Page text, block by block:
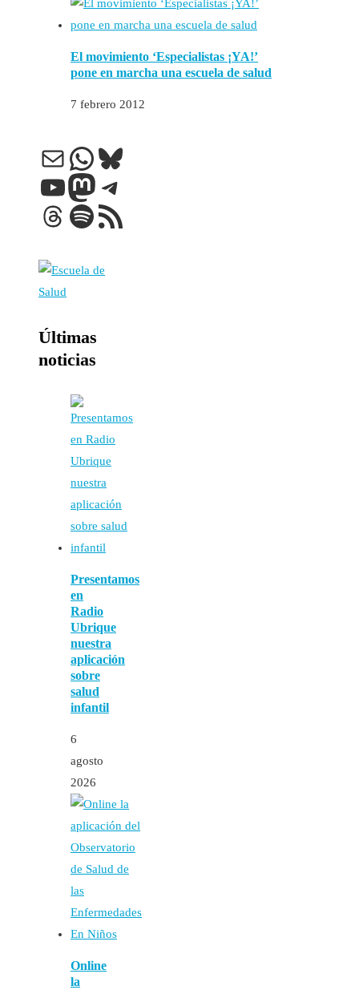
El movimiento ‘Especialistas ¡YA!’
pone en marcha una escuela de salud
7 febrero 2012
Correo electrónico
WhatsApp
Bluesky
YouTube
Mastodon
Telegram
Threads
Spotify
Feed RSS
Últimas
noticias
Presentamos
en
Radio
Ubrique
nuestra
aplicación
sobre
salud
infantil
6
agosto
2026
Online
la